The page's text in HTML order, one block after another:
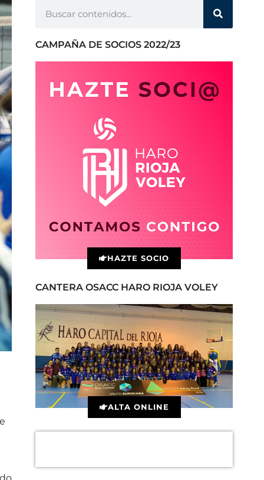
CAMPAÑA DE SOCIOS 2022/23
HAZTE SOCIO
CANTERA OSACC HARO RIOJA VOLEY
ALTA ONLINE